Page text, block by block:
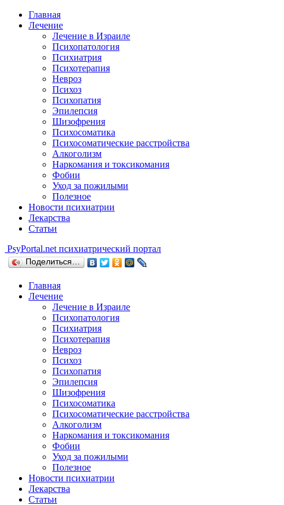
Главная
Лечение
Лечение в Израиле
Психопатология
Психиатрия
Психотерапия
Невроз
Психоз
Психопатия
Эпилепсия
Шизофрения
Психосоматика
Психосоматические расстройства
Алкоголизм
Наркомания и токсикомания
Фобии
Уход за пожилыми
Полезное
Новости психиатрии
Лекарства
Статьи
PsyPortal.net психиатрический портал
Поделиться…
Главная
Лечение
Лечение в Израиле
Психопатология
Психиатрия
Психотерапия
Невроз
Психоз
Психопатия
Эпилепсия
Шизофрения
Психосоматика
Психосоматические расстройства
Алкоголизм
Наркомания и токсикомания
Фобии
Уход за пожилыми
Полезное
Новости психиатрии
Лекарства
Статьи